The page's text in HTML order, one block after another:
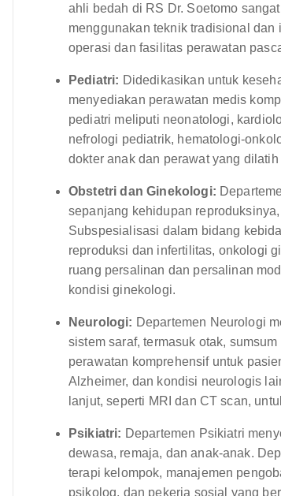
ahli bedah di RS Dr. Soetomo
menggunakan teknik tradisional
operasi dan fasilitas perawatan
Pediatri: Didedikasikan untuk
menyediakan perawatan medis
pediatri meliputi neonatologi,
nefrologi pediatrik, hematologi-
dokter anak dan perawat yang
Obstetri dan Ginekologi:
sepanjang kehidupan
Subspesialisasi dalam bidang
reproduksi dan infertilitas, onkologi
ruang persalinan dan persalinan
kondisi ginekologi.
Neurologi: Departemen Neurologi
sistem saraf, termasuk otak,
perawatan komprehensif untuk
Alzheimer, dan kondisi neurologis
lanjut, seperti MRI dan CT scan,
Psikiatri: Departemen Psikiatri
dewasa, remaja, dan anak-anak.
terapi kelompok, manajemen
psikolog, dan pekerja sosial yang